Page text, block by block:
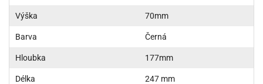
Výška 70mm
Barva Černá
Hloubka 177mm
Délka 247 mm